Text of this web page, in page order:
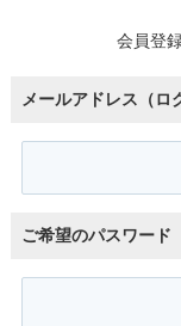
会員登
メールアドレス（ロ
ご希望のパスワード